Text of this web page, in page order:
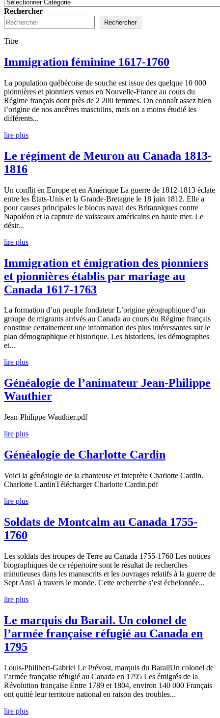
Rechercher
Rechercher
Titre
Immigration féminine 1617-1760
La population québécoise de souche est issue des quelque 10 000
pionnières et pionniers venus en Nouvelle-France au cours du
Régime français dont près de 2 200 femmes. On connaît assez bien
l’origine de nos ancêtres masculins, mais on a moins étudié les
différents...
lire plus
Le régiment de Meuron au Canada 1813-
1816
Un conflit en Europe et en Amérique La guerre de 1812-1813 éclate
entre les États-Unis et la Grande-Bretagne le 18 juin 1812. Elle a
pour causes principales le blocus naval des Britanniques contre
Napoléon et la capture de vaisseaux américains en haute mer. Le
désir...
lire plus
Immigration et émigration des pionniers
et pionnières établis par mariage au
Canada 1617-1763
La formation d’un peuple fondateur L’origine géographique d’un
groupe de migrants arrivés au Canada au cours du Régime français
constitue certainement une information des plus intéressantes sur le
plan démographique et historique. Les historiens, les démographes
et...
lire plus
Généalogie de l’animateur Jean-Philippe
Wauthier
Jean-Philippe Wauthier.pdf
lire plus
Généalogie de Charlotte Cardin
Voici la généalogie de la chanteuse et inteprète Charlotte Cardin.
Charlotte CardinTélécharger Charlotte Cardin.pdf
lire plus
Soldats de Montcalm au Canada 1755-
1760
Les soldats des troupes de Terre au Canada 1755-1760 Les notices
biographiques de ce répertoire sont le résultat de recherches
minutieuses dans les manuscrits et les ouvrages relatifs à la guerre de
Sept Ans1 à travers le monde. Cette recherche s’est échelonnée...
lire plus
Le marquis du Barail. Un colonel de
l’armée française réfugié au Canada en
1795
Louis-Philibert-Gabriel Le Prévost, marquis du BarailUn colonel de
l’armée française réfugié au Canada en 1795 Les émigrés de la
Révolution française Entre 1789 et 1804, environ 140 000 Français
ont quitté leur territoire national en raison des troubles...
lire plus